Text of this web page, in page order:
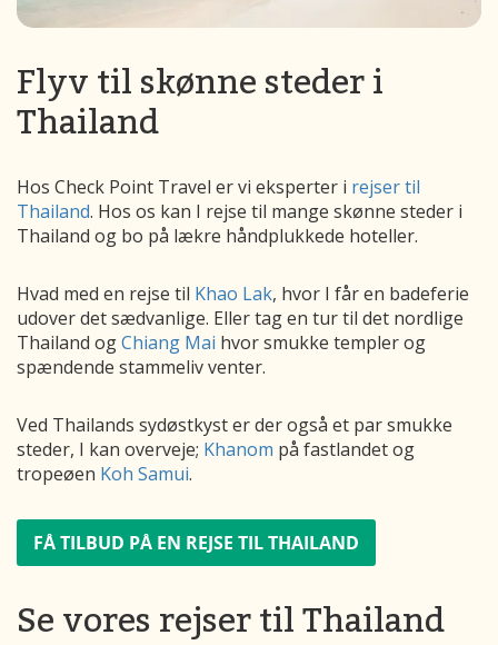
Flyv til skønne steder i
Thailand
Hos Check Point Travel er vi eksperter i rejser til
Thailand. Hos os kan I rejse til mange skønne steder i
Thailand og bo på lækre håndplukkede hoteller.
Hvad med en rejse til Khao Lak, hvor I får en badeferie
udover det sædvanlige. Eller tag en tur til det nordlige
Thailand ogChiang Mai hvor smukke templer og
spændende stammeliv venter.
Ved Thailands sydøstkyst er der også et par smukke
steder, I kan overveje; Khanom på fastlandet og
tropeøen Koh Samui.
FÅ TILBUD PÅ EN REJSE TIL THAILAND
Se vores rejser til Thailand